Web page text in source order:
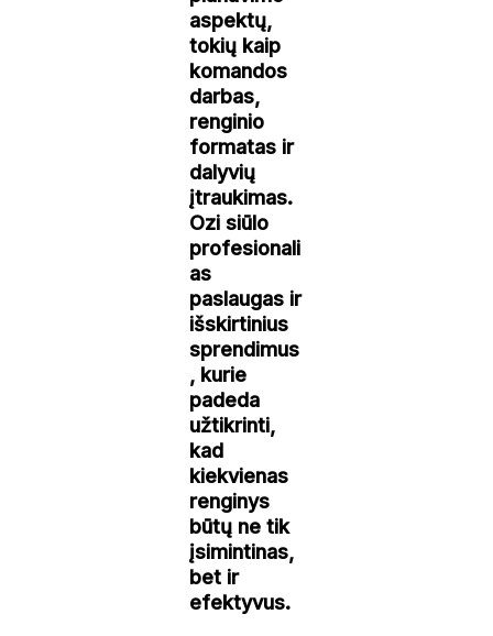
aspektų,
tokių kaip
komandos
darbas,
renginio
formatas ir
dalyvių
įtraukimas.
Ozi siūlo
profesionali
as
paslaugas ir
išskirtinius
sprendimus
, kurie
padeda
užtikrinti,
kad
kiekvienas
renginys
būtų ne tik
įsimintinas,
bet ir
efektyvus.